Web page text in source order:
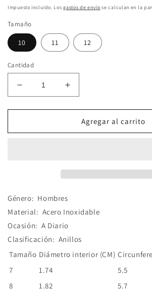
habitual
Impuesto incluido. Losgastos de envío se calculan en la
Tamaño
10 11 12
Cantidad
Reducir
cantidad
para
Figuras
Aumentar
cantidad
para
Anillo
Figuras
Agregar al carrito
Género: Hombres
Material: Acero Inoxidable
Ocasión: A Diario
Clasificación: Anillos
Tamaño Diámetro interior (CM)
7
1.74
5.5
8
1.82
5.7